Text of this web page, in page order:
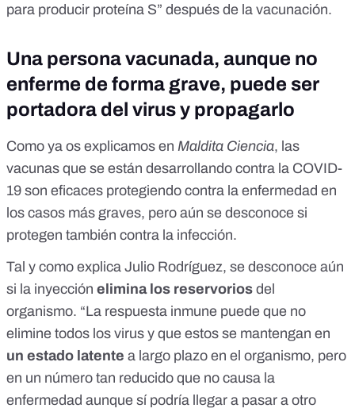
para producir proteína S” después de la vacunación.
Una persona vacunada, aunque no
enferme de forma grave, puede ser
portadora del virus y propagarlo
Como ya os explicamos en Maldita Ciencia, las
vacunas que se están desarrollando contra la COVID-
19 son eficaces protegiendo contra la enfermedad en
los casos más graves, pero aún se desconoce si
protegen también contra la infección.
Tal y como explica Julio Rodríguez, se desconoce aún
si la inyección elimina los reservorios del
organismo. “La respuesta inmune puede que no
elimine todos los virus y que estos se mantengan en
un estado latente a largo plazo en el organismo, pero
en un número tan reducido que no causa la
enfermedad aunque sí podría llegar a pasar a otro